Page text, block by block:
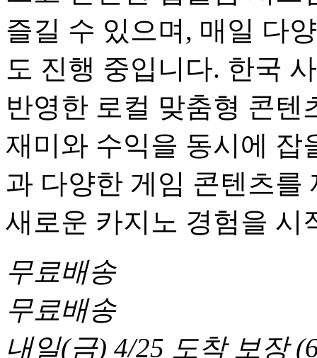
즐길 수 있으며, 매일 다
도 진행 중입니다. 한국
반영한 로컬 맞춤형 콘텐
재미와 수익을 동시에 잡
과 다양한 게임 콘텐츠를
새로운 카지노 경험을 시
무료배송
무료배송
내일(금) 4/25 도착 보장(